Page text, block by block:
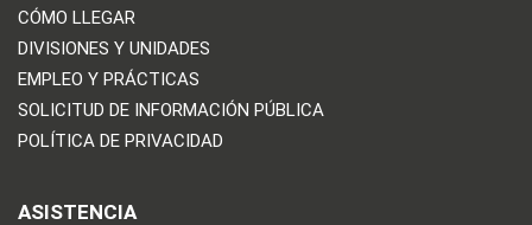
CÓMO LLEGAR
DIVISIONES Y UNIDADES
EMPLEO Y PRÁCTICAS
SOLICITUD DE INFORMACIÓN PÚBLICA
POLÍTICA DE PRIVACIDAD
ASISTENCIA